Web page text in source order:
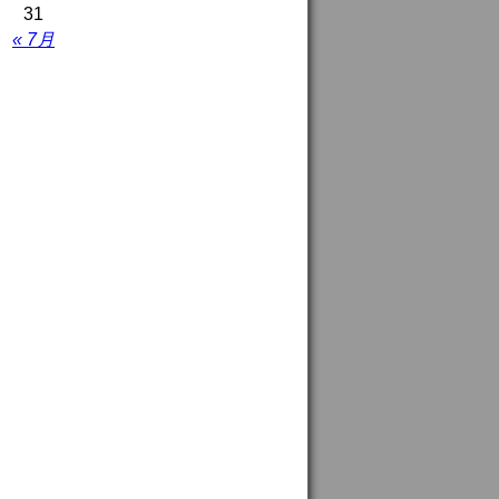
« 7月
31